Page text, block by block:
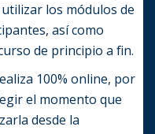
los módulos de
así como
de principio a fin.
100% online, por
el momento que
desde la